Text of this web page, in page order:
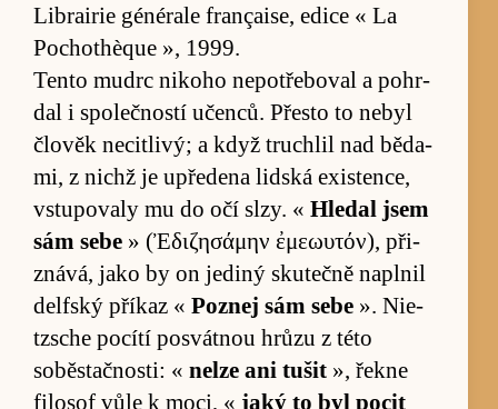
Lib­rai­rie générale françai­se, edice « La
Po­cho­thèque », 1999.
Tento mudrc nikoho ne­po­tře­boval a po­hr­
dal i spo­lečností učen­ců. Přesto to ne­byl
člověk ne­cit­livý; a když truch­lil nad bě­da­
mi, z nichž je upře­dena lid­ská exis­ten­ce,
vstu­po­valy mu do očí sl­zy. « Hle­dal jsem
sám sebe » (Ἐδιζησάμην ἐμεωυτόν), při­
znává, jako by on je­diný sku­tečně na­plnil
delfský příkaz « Po­znej sám sebe ». Ni­e­
tz­sche po­cítí po­svátnou hrůzu z této
soběstačnos­ti: « nelze ani tu­šit », řekne
fi­lo­sof vůle k mo­ci, « jaký to byl po­cit